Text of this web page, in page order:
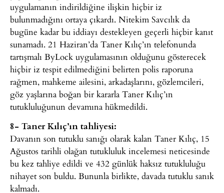
uygulamanın indirildiğine ilişkin hiçbir iz
bulunmadığını ortaya çıkardı. Nitekim Savcılık da
bugüne kadar bu iddiayı destekleyen geçerli hiçbir kanıt
sunamadı. 21 Haziran’da Taner Kılıç’ın telefonunda
tartışmalı ByLock uygulamasının olduğunu gösterecek
hiçbir iz tespit edilmediğini belirten polis raporuna
rağmen, mahkeme ailesini, arkadaşlarını, gözlemcileri,
göz yaşlarına boğan bir kararla Taner Kılıç’ın
tutukluluğunun devamına hükmedildi.
8- Taner Kılıç’ın tahliyesi:
Davanın son tutuklu sanığı olarak kalan Taner Kılıç, 15
Ağustos tarihli olağan tutukluluk incelemesi neticesinde
bu kez tahliye edildi ve 432 günlük haksız tutukluluğu
nihayet son buldu. Bununla birlikte, davada tutuklu sanık
kalmadı.